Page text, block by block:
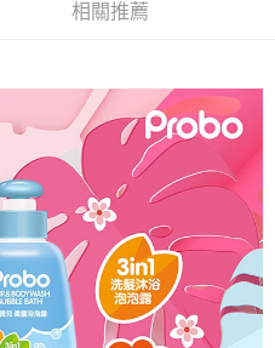
付款」的支付方式。 讓您購物簡單
需儲值。
即可結帳。
。
」後，將跳轉至「AFTEE先享後付」
，即可完成結帳。
知簡訊。
運費
運費
相關推薦